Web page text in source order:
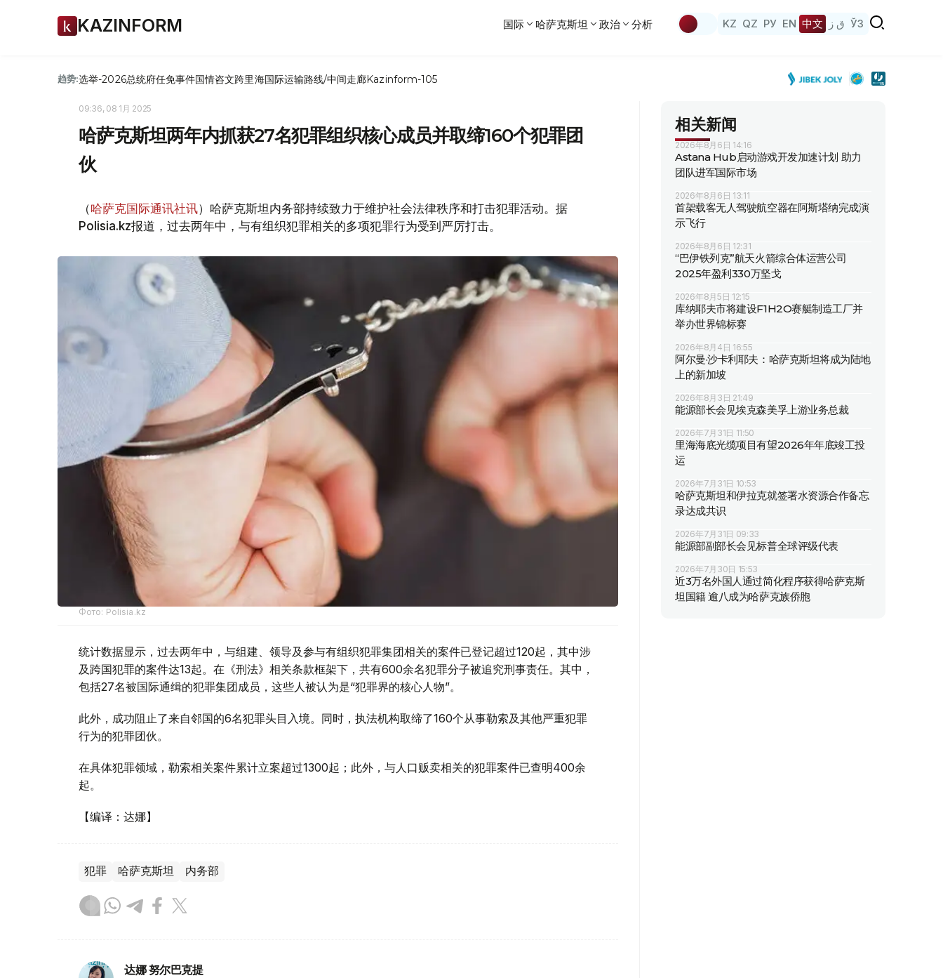
KAZINFORM 国际 哈萨克斯坦 政治 分析 KZ QZ РУ EN 中文 ق ز ЎЗ
趋势:选举-2026总统府任免事件国情咨文跨里海国际运输路线/中间走廊Kazinform-105
09:36, 08 1月 2025
哈萨克斯坦两年内抓获27名犯罪组织核心成员并取缔160个犯罪团
伙
（哈萨克国际通讯社讯）哈萨克斯坦内务部持续致力于维护社会法律秩序和打击犯罪活动。据
Polisia.kz报道，过去两年中，与有组织犯罪相关的多项犯罪行为受到严厉打击。
Фото: Polisia.kz
统计数据显示，过去两年中，与组建、领导及参与有组织犯罪集团相关的案件已登记超过120起，其中涉
及跨国犯罪的案件达13起。在《刑法》相关条款框架下，共有600余名犯罪分子被追究刑事责任。其中，
包括27名被国际通缉的犯罪集团成员，这些人被认为是“犯罪界的核心人物”。
此外，成功阻止了来自邻国的6名犯罪头目入境。同时，执法机构取缔了160个从事勒索及其他严重犯罪
行为的犯罪团伙。
在具体犯罪领域，勒索相关案件累计立案超过1300起；此外，与人口贩卖相关的犯罪案件已查明400余
起。
【编译：达娜】
犯罪 哈萨克斯坦 内务部
达娜 努尔巴克提
相关新闻
2026年8月6日 14:16
Astana Hub启动游戏开发加速计划 助力
团队进军国际市场
2026年8月6日 13:11
首架载客无人驾驶航空器在阿斯塔纳完成演
示飞行
2026年8月6日 12:31
“巴伊铁列克”航天火箭综合体运营公司
2025年盈利330万坚戈
2026年8月5日 12:15
库纳耶夫市将建设F1H2O赛艇制造工厂并
举办世界锦标赛
2026年8月4日 16:55
阿尔曼·沙卡利耶夫：哈萨克斯坦将成为陆地
上的新加坡
2026年8月3日 21:49
能源部长会见埃克森美孚上游业务总裁
2026年7月31日 11:50
里海海底光缆项目有望2026年年底竣工投
运
2026年7月31日 10:53
哈萨克斯坦和伊拉克就签署水资源合作备忘
录达成共识
2026年7月31日 09:33
能源部副部长会见标普全球评级代表
2026年7月30日 15:53
近3万名外国人通过简化程序获得哈萨克斯
坦国籍 逾八成为哈萨克族侨胞